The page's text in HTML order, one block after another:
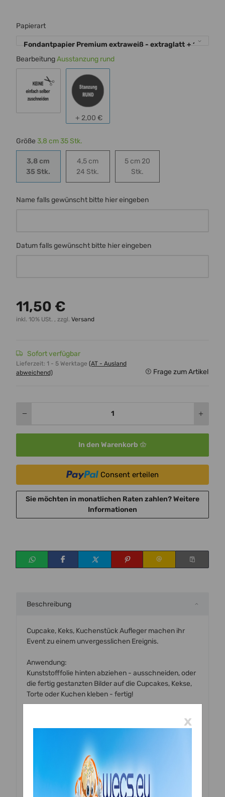
Papierart
Fondantpapier Premium extraweiß - extraglatt + 1,00 €
BearbeitungAusstanzung rund
keine - einfach selber ausschneiden
Ausstanzung rund
+ 2,00 €
Größe 3,8 cm 35 Stk.
3,8 cm
35 Stk. 3,8 cm 35 Stk.
4,5 cm
24 Stk. 4,5 cm 24 Stk.
5 cm 20
Stk.5 cm 20 Stk.
Name falls gewünscht bitte hier eingeben
Datum falls gewünscht bitte hier eingeben
11,50 €
inkl. 10% USt. , zzgl. Versand
Sofort verfügbar
Lieferzeit: 1 - 5 Werktage (AT - Ausland
abweichend)
Frage zum Artikel
In den Warenkorb
Consent erteilen
Sie möchten in monatlichen Raten zahlen?Weitere
Informationen
Beschreibung
Cupcake, Keks, Kuchenstück Aufleger machen ihr
Event zu einem unvergesslichen Ereignis.
Anwendung:
Kunststofffolie hinten abziehen - ausschneiden, oder
die fertig gestanzten Bilder auf die Cupcakes, Kekse,
Torte oder Kuchen kleben - fertig!
Wir drucken die Keksaufleger auf dem gewünschten
Papier! Bitte einfach auswählen!
Achtung: Oblatenpapier - Wafer Paper ist nicht gut für
x